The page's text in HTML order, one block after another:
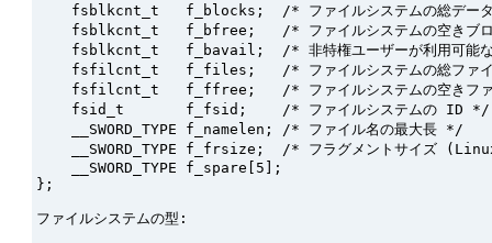
fsblkcnt_t   f_blocks;  /* ファイルシステムの総デー
fsblkcnt_t   f_bfree;   /* ファイルシステムの空きブ
fsblkcnt_t   f_bavail;  /* 非特権ユーザーが利用可能
fsfilcnt_t   f_files;   /* ファイルシステムの総ファ
fsfilcnt_t   f_ffree;   /* ファイルシステムの空きフ
    fsid_t       f_fsid;    /* ファイルシステムの ID */
    __SWORD_TYPE f_namelen; /* ファイル名の最大長 */
__SWORD_TYPE f_frsize;  /* フラグメントサイズ
    __SWORD_TYPE f_spare[5];
};
ファイルシステムの型: